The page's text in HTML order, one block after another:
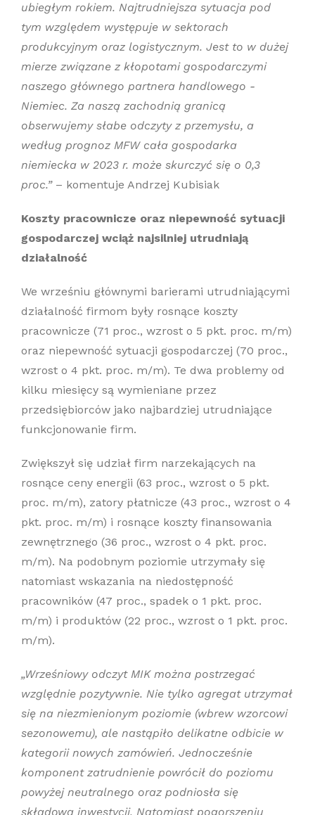
ubiegłym rokiem. Najtrudniejsza sytuacja pod
tym względem występuje w sektorach
produkcyjnym oraz logistycznym. Jest to w dużej
mierze związane z kłopotami gospodarczymi
naszego głównego partnera handlowego -
Niemiec. Za naszą zachodnią granicą
obserwujemy słabe odczyty z przemysłu, a
według prognoz MFW cała gospodarka
niemiecka w 2023 r. może skurczyć się o 0,3
proc.”– komentuje Andrzej Kubisiak
Koszty pracownicze oraz niepewność sytuacji
gospodarczej wciąż najsilniej utrudniają
działalność
We wrześniu głównymi barierami utrudniającymi
działalność firmom były rosnące koszty
pracownicze (71 proc., wzrost o 5 pkt. proc. m/m)
oraz niepewność sytuacji gospodarczej (70 proc.,
wzrost o 4 pkt. proc. m/m). Te dwa problemy od
kilku miesięcy są wymieniane przez
przedsiębiorców jako najbardziej utrudniające
funkcjonowanie firm.
Zwiększył się udział firm narzekających na
rosnące ceny energii (63 proc., wzrost o 5 pkt.
proc. m/m), zatory płatnicze (43 proc., wzrost o 4
pkt. proc. m/m) i rosnące koszty finansowania
zewnętrznego (36 proc., wzrost o 4 pkt. proc.
m/m). Na podobnym poziomie utrzymały się
natomiast wskazania na niedostępność
pracowników (47 proc., spadek o 1 pkt. proc.
m/m) i produktów (22 proc., wzrost o 1 pkt. proc.
m/m).
„Wrześniowy odczyt MIK można postrzegać
względnie pozytywnie. Nie tylko agregat utrzymał
się na niezmienionym poziomie (wbrew wzorcowi
sezonowemu), ale nastąpiło delikatne odbicie w
kategorii nowych zamówień. Jednocześnie
komponent zatrudnienie powrócił do poziomu
powyżej neutralnego oraz podniosła się
składowa inwestycji. Natomiast pogorszeniu